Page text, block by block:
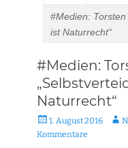
#Medien:
ist Naturrecht“
#Medien:
Naturrecht“
Veröffentlicht
am
1. August 2016
Kommentare